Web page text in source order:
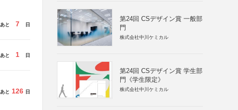
あと 7 日
あと 1 日
あと 126 日
第24回 CSデザイン賞 一般部
門
株式会社中川ケミカル
第24回 CSデザイン賞 学生部
門《学生限定》
株式会社中川ケミカル